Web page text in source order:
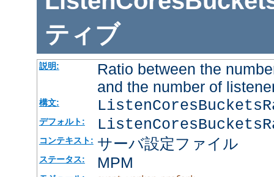
ティブ
説明:
Ratio between the
and the number of
構文:
デフォルト:
コンテキスト: サーバ設定ファイル
ステータス: MPM